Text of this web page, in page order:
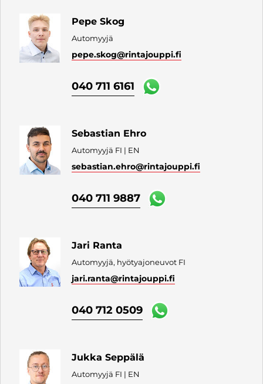
Pepe Skog
Automyyjä
pepe.skog@rintajouppi.fi
040 711 6161
Sebastian Ehro
Automyyjä FI | EN
sebastian.ehro@rintajouppi.fi
040 711 9887
Jari Ranta
Automyyjä, hyötyajoneuvot FI
jari.ranta@rintajouppi.fi
040 712 0509
Jukka Seppälä
Automyyjä FI | EN